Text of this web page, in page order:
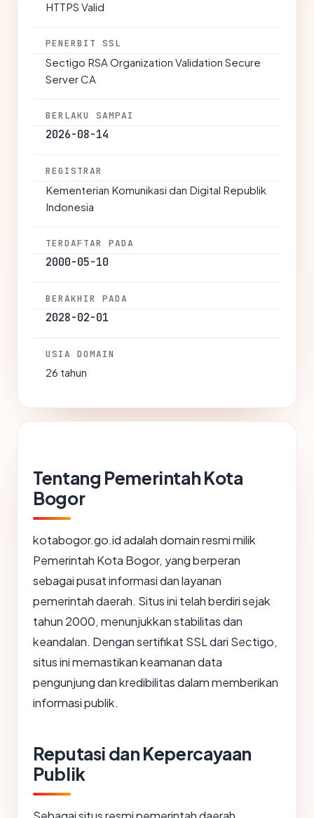
HTTPS Valid
PENERBIT SSL
Sectigo RSA Organization Validation Secure
Server CA
BERLAKU SAMPAI
2026-08-14
REGISTRAR
Kementerian Komunikasi dan Digital Republik
Indonesia
TERDAFTAR PADA
2000-05-10
BERAKHIR PADA
2028-02-01
USIA DOMAIN
26 tahun
Tentang Pemerintah Kota
Bogor
kotabogor.go.id adalah domain resmi milik
Pemerintah Kota Bogor, yang berperan
sebagai pusat informasi dan layanan
pemerintah daerah. Situs ini telah berdiri sejak
tahun 2000, menunjukkan stabilitas dan
keandalan. Dengan sertifikat SSL dari Sectigo,
situs ini memastikan keamanan data
pengunjung dan kredibilitas dalam memberikan
informasi publik.
Reputasi dan Kepercayaan
Publik